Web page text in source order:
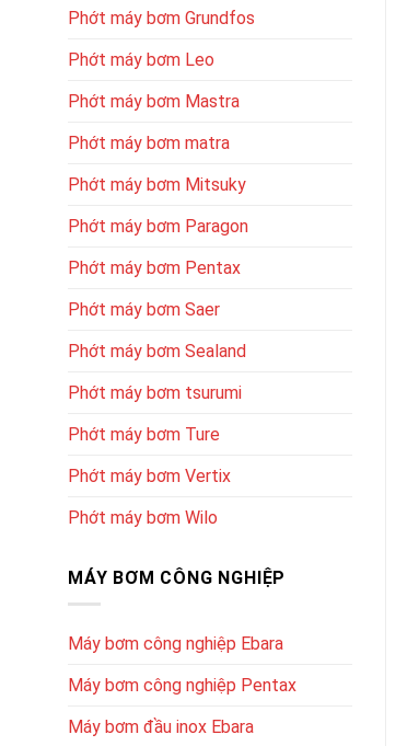
Phớt máy bơm Grundfos
Phớt máy bơm Leo
Phớt máy bơm Mastra
Phớt máy bơm matra
Phớt máy bơm Mitsuky
Phớt máy bơm Paragon
Phớt máy bơm Pentax
Phớt máy bơm Saer
Phớt máy bơm Sealand
Phớt máy bơm tsurumi
Phớt máy bơm Ture
Phớt máy bơm Vertix
Phớt máy bơm Wilo
MÁY BƠM CÔNG NGHIỆP
Máy bơm công nghiệp Ebara
Máy bơm công nghiệp Pentax
Máy bơm đầu inox Ebara